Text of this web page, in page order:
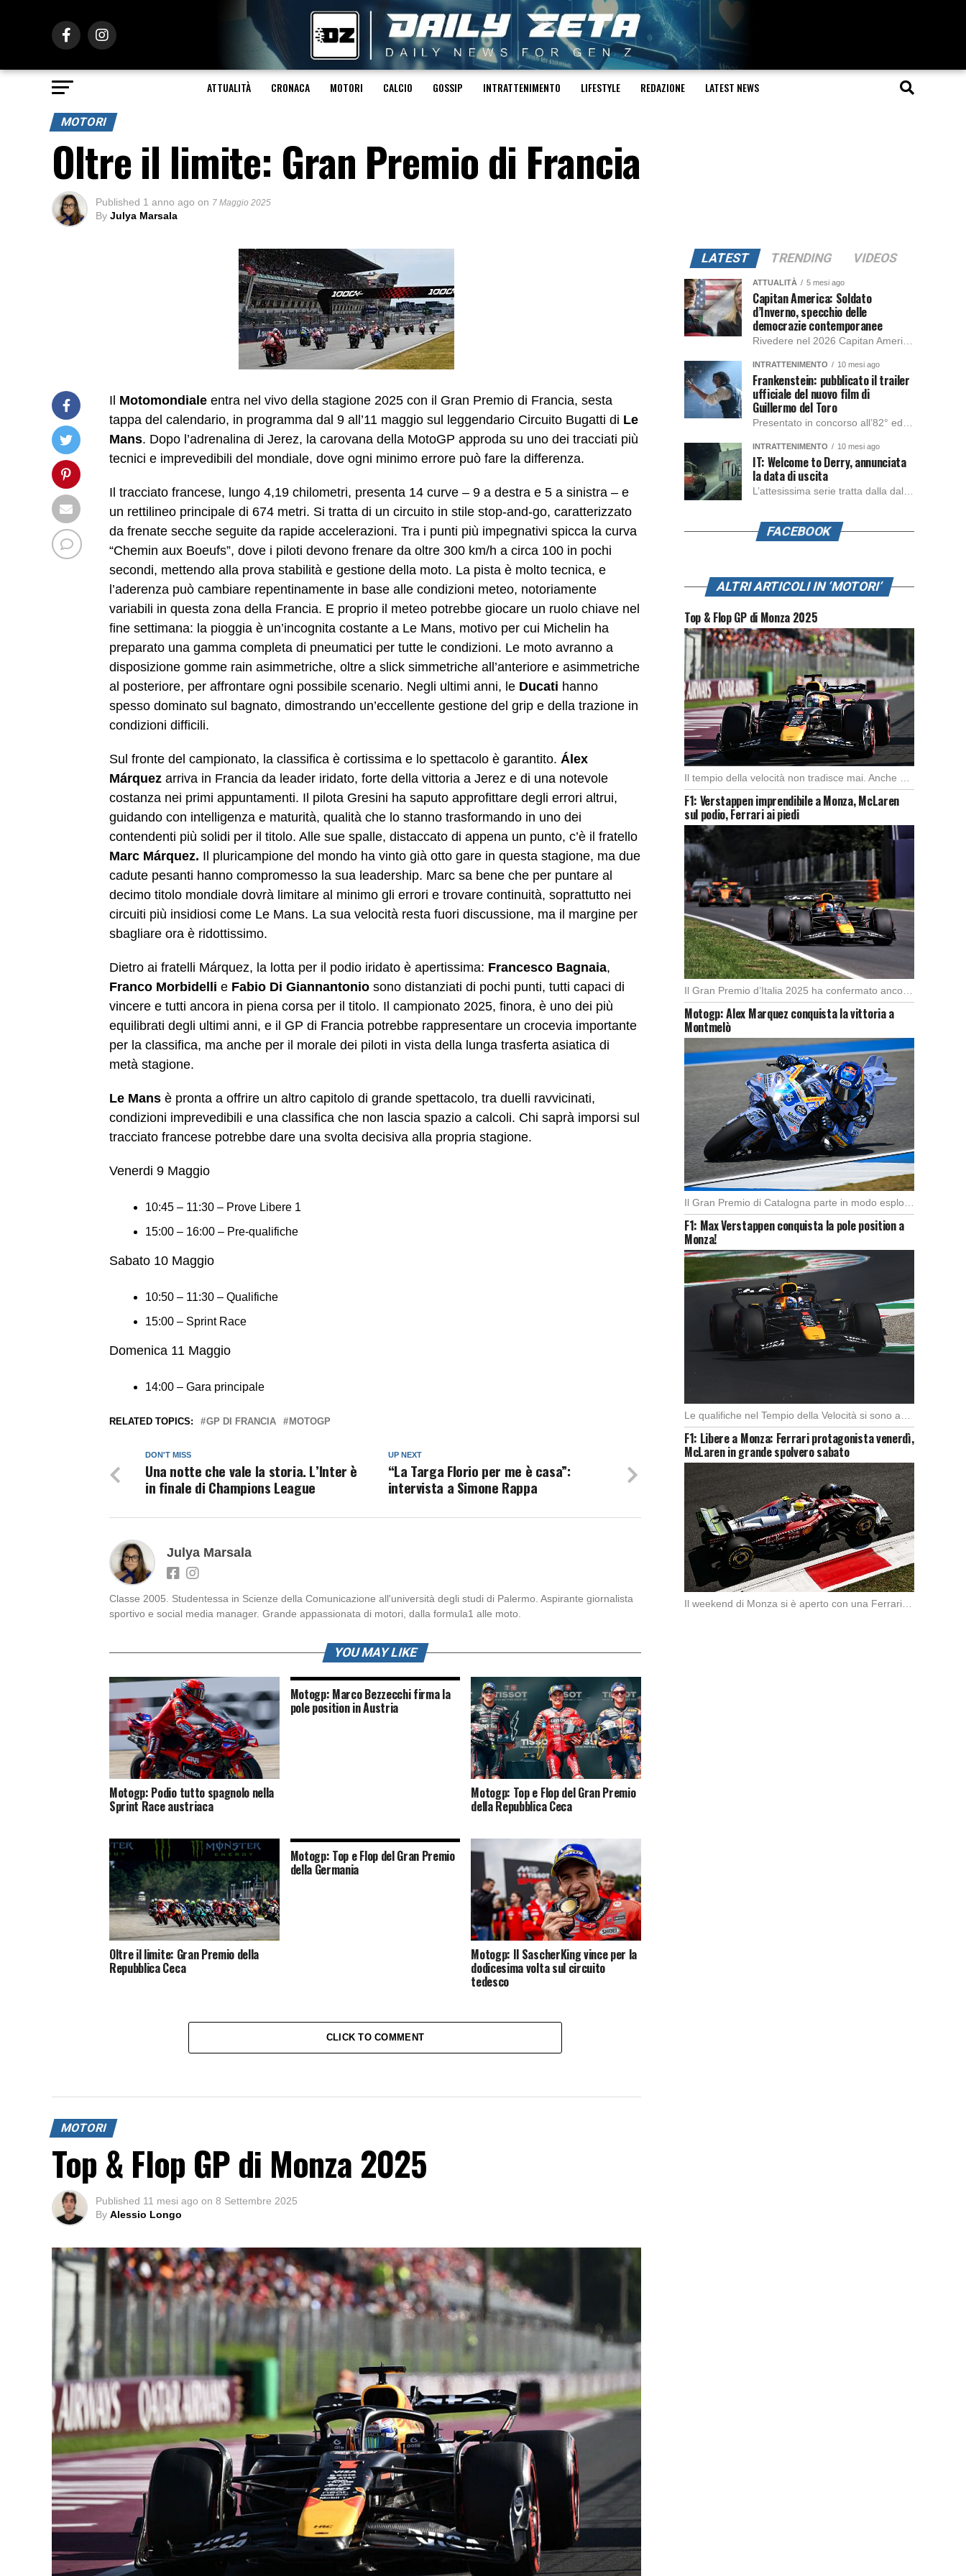
ATTUALITÀ CRONACA MOTORI CALCIO GOSSIP INTRATTENIMENTO LIFESTYLE REDAZIONE LATEST NEWS
MOTORI
Oltre il limite: Gran Premio di Francia
Published 1 anno ago on 7 Maggio 2025
By Julya Marsala
Il Motomondiale entra nel vivo della stagione 2025 con il Gran Premio di Francia, sesta
tappa del calendario, in programma dal 9 all’11 maggio sul leggendario Circuito Bugatti di Le
Mans. Dopo l’adrenalina di Jerez, la carovana della MotoGP approda su uno dei tracciati più
tecnici e imprevedibili del mondiale, dove ogni minimo errore può fare la differenza.
Il tracciato francese, lungo 4,19 chilometri, presenta 14 curve – 9 a destra e 5 a sinistra – e
un rettilineo principale di 674 metri. Si tratta di un circuito in stile stop-and-go, caratterizzato
da frenate secche seguite da rapide accelerazioni. Tra i punti più impegnativi spicca la curva
“Chemin aux Boeufs”, dove i piloti devono frenare da oltre 300 km/h a circa 100 in pochi
secondi, mettendo alla prova stabilità e gestione della moto. La pista è molto tecnica, e
l’aderenza può cambiare repentinamente in base alle condizioni meteo, notoriamente
variabili in questa zona della Francia. E proprio il meteo potrebbe giocare un ruolo chiave nel
fine settimana: la pioggia è un’incognita costante a Le Mans, motivo per cui Michelin ha
preparato una gamma completa di pneumatici per tutte le condizioni. Le moto avranno a
disposizione gomme rain asimmetriche, oltre a slick simmetriche all’anteriore e asimmetriche
al posteriore, per affrontare ogni possibile scenario. Negli ultimi anni, le Ducati hanno
spesso dominato sul bagnato, dimostrando un’eccellente gestione del grip e della trazione in
condizioni difficili.
Sul fronte del campionato, la classifica è cortissima e lo spettacolo è garantito. Álex
Márquez arriva in Francia da leader iridato, forte della vittoria a Jerez e di una notevole
costanza nei primi appuntamenti. Il pilota Gresini ha saputo approfittare degli errori altrui,
guidando con intelligenza e maturità, qualità che lo stanno trasformando in uno dei
contendenti più solidi per il titolo. Alle sue spalle, distaccato di appena un punto, c’è il fratello
Marc Márquez. Il pluricampione del mondo ha vinto già otto gare in questa stagione, ma due
cadute pesanti hanno compromesso la sua leadership. Marc sa bene che per puntare al
decimo titolo mondiale dovrà limitare al minimo gli errori e trovare continuità, soprattutto nei
circuiti più insidiosi come Le Mans. La sua velocità resta fuori discussione, ma il margine per
sbagliare ora è ridottissimo.
Dietro ai fratelli Márquez, la lotta per il podio iridato è apertissima: Francesco Bagnaia,
Franco Morbidelli e Fabio Di Giannantonio sono distanziati di pochi punti, tutti capaci di
vincere e tutti ancora in piena corsa per il titolo. Il campionato 2025, finora, è uno dei più
equilibrati degli ultimi anni, e il GP di Francia potrebbe rappresentare un crocevia importante
per la classifica, ma anche per il morale dei piloti in vista della lunga trasferta asiatica di
metà stagione.
Le Mans è pronta a offrire un altro capitolo di grande spettacolo, tra duelli ravvicinati,
condizioni imprevedibili e una classifica che non lascia spazio a calcoli. Chi saprà imporsi sul
tracciato francese potrebbe dare una svolta decisiva alla propria stagione.
Venerdi 9 Maggio
10:45 – 11:30 – Prove Libere 1
15:00 – 16:00 – Pre-qualifiche
Sabato 10 Maggio
10:50 – 11:30 – Qualifiche
15:00 – Sprint Race
Domenica 11 Maggio
14:00 – Gara principale
RELATED TOPICS: GP DI FRANCIA MOTOGP
UP NEXT
“La Targa Florio per me è casa”:
intervista a Simone Rappa
DON'T MISS
Una notte che vale la storia. L’Inter è
in finale di Champions League
Julya Marsala
Classe 2005. Studentessa in Scienze della Comunicazione all'università degli studi di Palermo. Aspirante giornalista
sportivo e social media manager. Grande appassionata di motori, dalla formula1 alle moto.
YOU MAY LIKE
Motogp: Podio tutto spagnolo nella
Sprint Race austriaca
Motogp: Marco Bezzecchi firma la
pole position in Austria
Motogp: Top e Flop del Gran Premio
della Repubblica Ceca
Oltre il limite: Gran Premio della
Repubblica Ceca
Motogp: Top e Flop del Gran Premio
della Germania
Motogp: Il SascherKing vince per la
dodicesima volta sul circuito
tedesco
CLICK TO COMMENT
MOTORI
Top & Flop GP di Monza 2025
Published 11 mesi ago on 8 Settembre 2025
By Alessio Longo
LATEST TRENDING VIDEOS
ATTUALITÀ 5 mesi ago
Capitan America: Soldato
d’Inverno, specchio delle
democrazie contemporanee
INTRATTENIMENTO 10 mesi ago
Frankenstein: pubblicato il trailer
ufficiale del nuovo film di
Guillermo del Toro
INTRATTENIMENTO 10 mesi ago
IT: Welcome to Derry, annunciata
la data di uscita
FACEBOOK
ALTRI ARTICOLI IN ‘MOTORI’
Top & Flop GP di Monza 2025
Il tempio della velocità non tradisce mai. Anche quest’anno il Gran Premio d’Italia ha offerto […]
F1: Verstappen imprendibile a Monza, McLaren
sul podio, Ferrari ai piedi
Motogp: Alex Marquez conquista la vittoria a
Montmelò
Il Gran Premio di Catalogna parte in modo esplosivo con un’ottima partenza di Alex Marquez, […]
F1: Max Verstappen conquista la pole position a
Monza!
F1: Libere a Monza: Ferrari protagonista venerdì,
McLaren in grande spolvero sabato